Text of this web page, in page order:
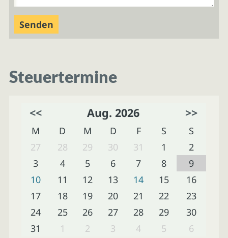
Steuertermine
<< Aug. 2026 >>
M D M D F S
S
27
28 29 30 31 1
2
3
4 5 6 7 8
9
10
11 12 13 14 15
16
17
18 19 20 21 22
23
24
25 26 27 28 29
30
31
1 2 3 4 5 6